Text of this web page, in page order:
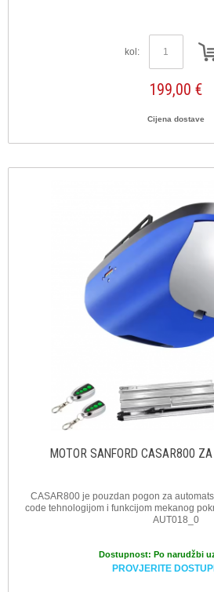
kol:
199,00 €
Cijena dostave
MOTOR SANFORD CASAR800
CASAR800 je pouzdan pogon za
code tehnologijom i funkcijom mekanog
AUT018_0
Dostupnost: Po narudžbi
PROVJERITE